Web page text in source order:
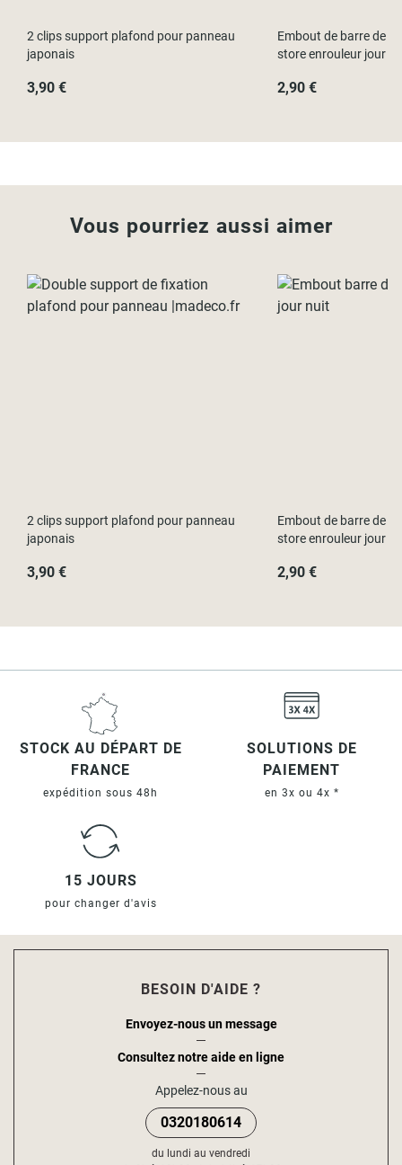
2 clips support plafond pour panneau
japonais
3,90 €
Embout de barre de
store enrouleur jour
2,90 €
Vous pourriez aussi aimer
2 clips support plafond pour panneau
japonais
3,90 €
Embout de barre de
store enrouleur jour
2,90 €
STOCK AU DÉPART DE
FRANCE
expédition sous 48h
SOLUTIONS DE
PAIEMENT
en 3x ou 4x *
15 JOURS
pour changer d'avis
BESOIN D'AIDE ?
Envoyez-nous un message
Consultez notre aide en ligne
Appelez-nous au
0320180614
du lundi au vendredi